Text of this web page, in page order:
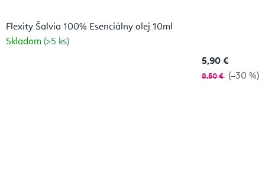
Flexity Šalvia 100% Esenciálny olej 10ml
Skladom (>5 ks)
5,90 €
8,50 € (–30 %)